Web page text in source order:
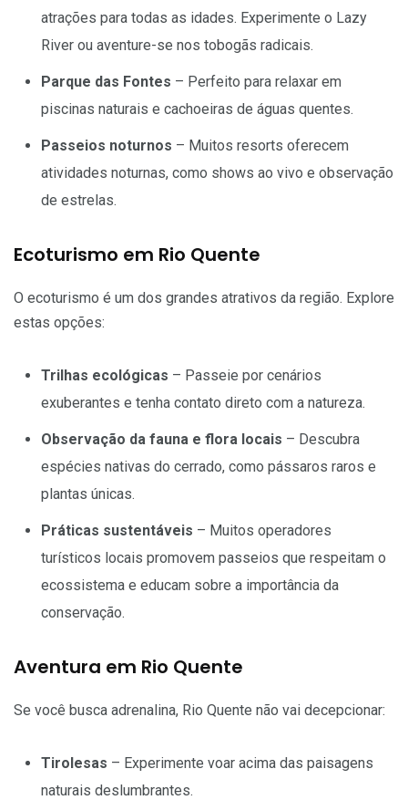
atrações para todas as idades. Experimente o Lazy
River ou aventure-se nos tobogãs radicais.
Parque das Fontes – Perfeito para relaxar em
piscinas naturais e cachoeiras de águas quentes.
Passeios noturnos – Muitos resorts oferecem
atividades noturnas, como shows ao vivo e observação
de estrelas.
Ecoturismo em Rio Quente
O ecoturismo é um dos grandes atrativos da região. Explore
estas opções:
Trilhas ecológicas – Passeie por cenários
exuberantes e tenha contato direto com a natureza.
Observação da fauna e flora locais – Descubra
espécies nativas do cerrado, como pássaros raros e
plantas únicas.
Práticas sustentáveis – Muitos operadores
turísticos locais promovem passeios que respeitam o
ecossistema e educam sobre a importância da
conservação.
Aventura em Rio Quente
Se você busca adrenalina, Rio Quente não vai decepcionar:
Tirolesas – Experimente voar acima das paisagens
naturais deslumbrantes.